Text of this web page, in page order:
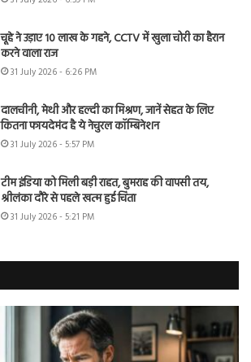
चूहे ने उड़ाए 10 लाख के गहने, CCTV में खुला चोरी का हैरान
करने वाला राज
31 July 2026 - 6:26 PM
दालचीनी, मेथी और हल्दी का मिश्रण, जानें सेहत के लिए
कितना फायदेमंद है ये नेचुरल कॉम्बिनेशन
31 July 2026 - 5:57 PM
टीम इंडिया को मिली बड़ी राहत, बुमराह की वापसी तय,
श्रीलंका दौरे से पहले खत्म हुई चिंता
31 July 2026 - 5:21 PM